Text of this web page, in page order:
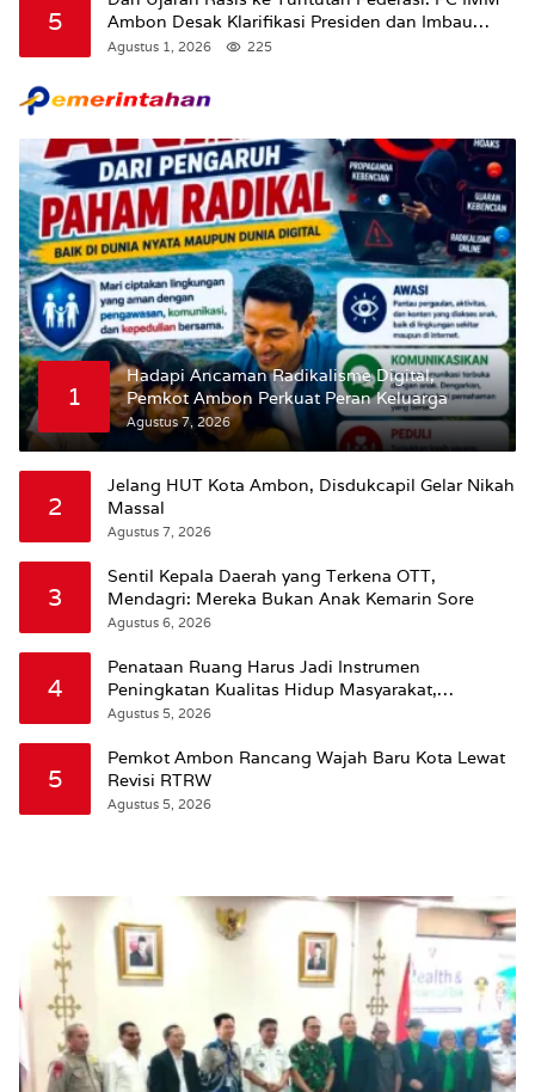
5
Ambon Desak Klarifikasi Presiden dan Imbau
Tunda Pengibaran Bendera Merah Putih Di
Agustus 1, 2026 225
1
Hadapi Ancaman Radikalisme Digital,
Pemkot Ambon Perkuat Peran Keluarga
Agustus 7, 2026
2
Jelang HUT Kota Ambon, Disdukcapil Gelar Nikah
Massal
Agustus 7, 2026
3
Sentil Kepala Daerah yang Terkena OTT,
Mendagri: Mereka Bukan Anak Kemarin Sore
Agustus 6, 2026
4
Penataan Ruang Harus Jadi Instrumen
Peningkatan Kualitas Hidup Masyarakat,
Wattimena: Revisi RT-RW Ditetapkan Pemkot
Agustus 5, 2026
5
Pemkot Ambon Rancang Wajah Baru Kota Lewat
Revisi RTRW
Agustus 5, 2026